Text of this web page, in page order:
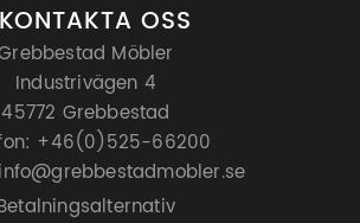
KONTAKTA OSS
Möbler
Industrivägen 4
45772 Grebbestad
+46(0)525-66200
info@grebbestadmobler.se